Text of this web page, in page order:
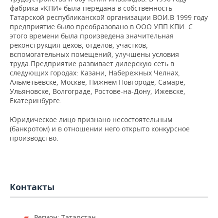
НЕФТЕХИМИЯ
НЕФТЬ
ОПК
ЭНЕРГЕТИКА
РОЗНИЧНАЯ ТОРГОВЛЯ
ТРАНСПОРТ
УСЛУГИ
НОВОСТИ ТЕХНОЛОГИЙ
IT
МЕДИА
ТЕЛЕКОММУНИКАЦИИ
МЕРОПРИЯТИЯ
НОВОСТИ МЕРОПРИЯТИЙ
ВЫЕЗДНАЯ РЕДАКЦИЯ
БИЗНЕС-БРАНЧИ
ONLINE-КОНФЕРЕНЦИИ
ОТКРЫТАЯ ЛЕКЦИЯ
СПОРТ
НОВОСТИ СПОРТА
ФУТБОЛ
ХОККЕЙ
БАСКЕТБОЛ
ФИГУРНОЕ КАТАНИЕ
ОБЩЕСТВО
НОВОСТИ ОБЩЕСТВА
ВЛАСТЬ
ИНФРАСТРУКТУРА
МЕДИЦИНА
ФОТОГАЛЕРЕЯ
СПРАВОЧНИК
фабрика «КПИ» была передана в собственность
Татарской республиканской организации ВОИ.В 1999 году
предприятие было преобразовано в ООО УПП КПИ. С
этого времени была произведена значительная
реконструкция цехов, отделов, участков,
вспомогательных помещений, улучшены условия
труда.Предприятие развивает дилерскую сеть в
следующих городах: Казани, Набережных Челнах,
Альметьевске, Москве, Нижнем Новгороде, Самаре,
Ульяновске, Волгограде, Ростове-на-Дону, Ижевске,
Екатеринбурге.
Юридическое лицо признано несостоятельным
(банкротом) и в отношении него открыто конкурсное
производство.
Контакты